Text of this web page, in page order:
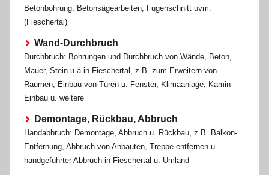
Betonbohrung, Betonsägearbeiten, Fugenschnitt uvm.
(Fieschertal)
Wand-Durchbruch
Durchbruch: Bohrungen und Durchbruch von Wände, Beton,
Mauer, Stein u.ä in Fieschertal, z.B. zum Erweitern von
Räumen, Einbau von Türen u. Fenster, Klimaanlage, Kamin-
Einbau u. weitere
Demontage, Rückbau, Abbruch
Handabbruch: Demontage, Abbruch u. Rückbau, z.B. Balkon-
Entfernung, Abbruch von Anbauten, Treppe entfernen u.
handgeführter Abbruch in Fieschertal u. Umland